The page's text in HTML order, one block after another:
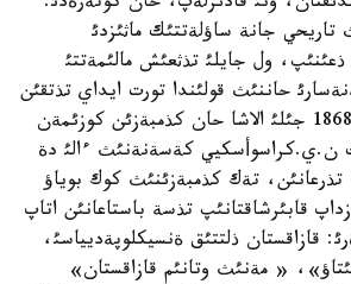
تاريحي جانة ساؤلةتتئك ماثئزدئ
ول جايلئ تذثعئش مالئمةتتئ
حاننئث قولئندا تورت ايداي تذتقئن
بولعان بارون ؤسلار. 1868 جئلئ الاشا حان كذمبةزئن كوزئمةن
ن.ي.كراسوأسكيي كةسةنةنئث ءالئ دة
تذرعانئن، تةك كذمبةزئنئث كوك بوياؤ
قابئرشاقتانئپ تذسة باستاعانئن اتاپ
قازاقستان ذلتتئق ةنسيكلوپةديياسئ،
« مةنئث وتانئم قازاقستان»